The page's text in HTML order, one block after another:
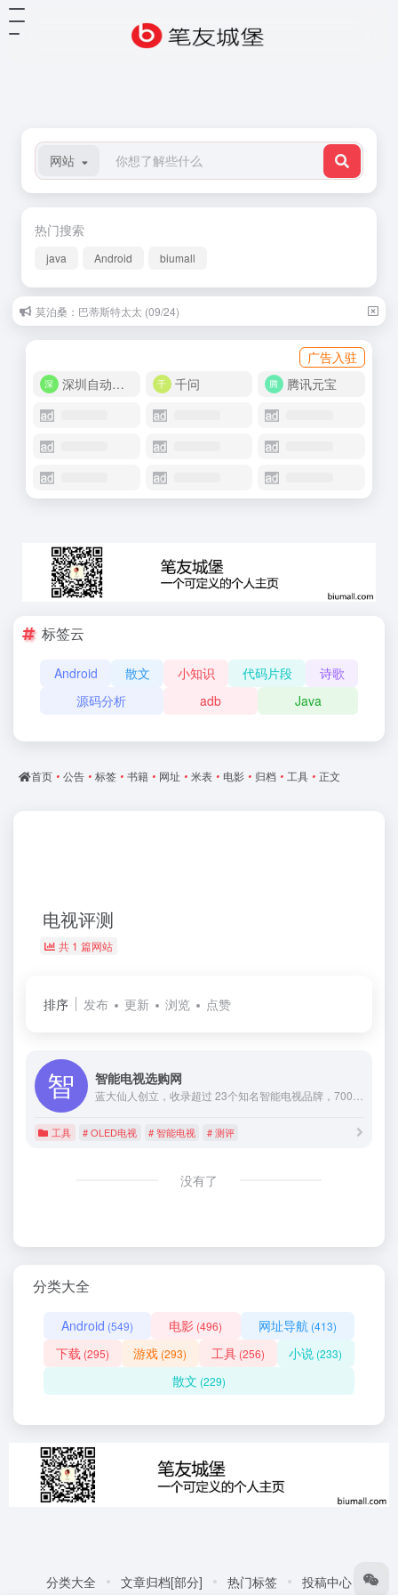
网站
热门搜索
java Android biumall
莫泊桑：巴蒂斯特太太 (09/24)
广告入驻
深圳自动化商城
千问 腾讯元宝
标签云
Android 散文 小知识 代码片段
诗歌
源码分析
adb Java
首页 • 公告 • 标签 • 书籍 • 网址 • 米表 • 电影 • 归档 • 工具 • 正文
电视评测
共 1 篇网站
排序 发布 更新 浏览 点赞
智能电视选购网
工具 # OLED电视 # 智能电视 # 测评
没有了
分类大全
Android (549) 电影 (496) 网址导航 (413)
下载 (295) 游戏 (293) 工具(256) 小说 (233)
散文 (229)
分类大全 文章归档[部分] 热门标签 投稿中心